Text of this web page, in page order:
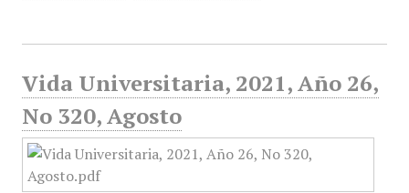
Vida Universitaria, 2021, Año 26,
No 320, Agosto